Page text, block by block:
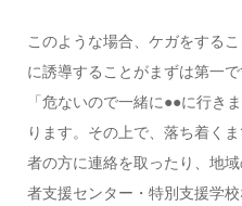
このような場合、ケガをする
に誘導することがまずは第一
「危ないので一緒に●●に行き
ります。その上で、落ち着く
者の方に連絡を取ったり、地
者支援センター・特別支援学